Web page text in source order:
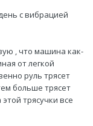
с вибрацией
, что машина как-
от легкой
руль трясет
больше трясет
трясучки все